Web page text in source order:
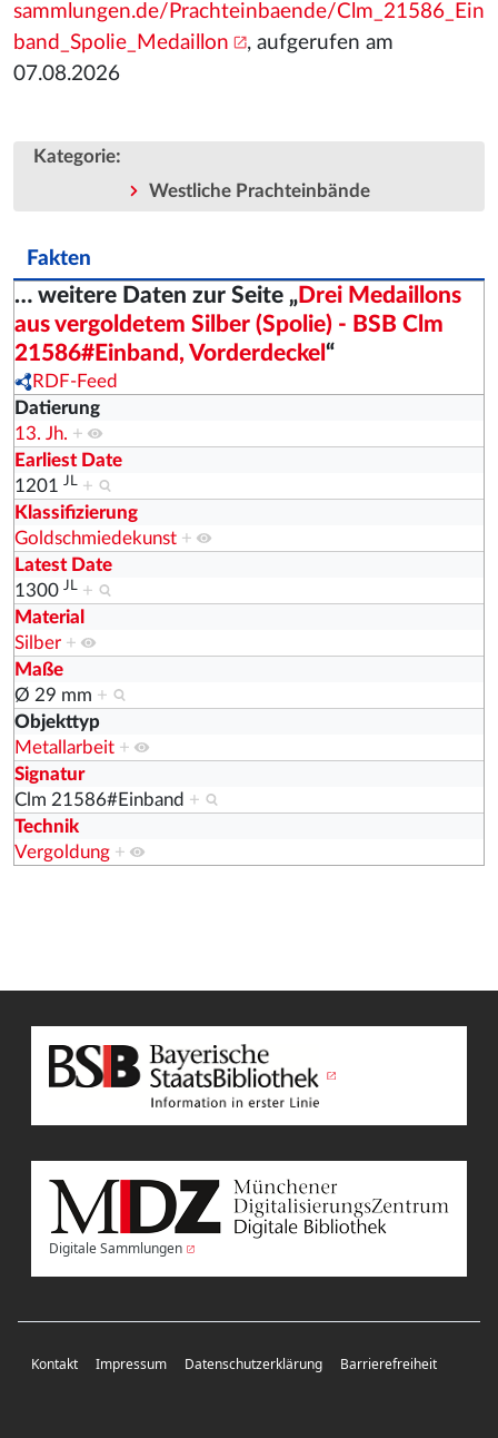
sammlungen.de/Prachteinbaende/Clm_21586_Ein
band_Spolie_Medaillon
, aufgerufen am
07.08.2026
Kategorie:
Westliche Prachteinbände
Fakten
… weitere Daten zur Seite „Drei Medaillons
aus vergoldetem Silber (Spolie) - BSB Clm
21586#Einband, Vorderdeckel “
RDF-Feed
Datierung
13. Jh. +
Earliest Date
1201
JL
+
Klassifizierung
Goldschmiedekunst +
Latest Date
1300 JL
+
Material
Silber +
Maße
Ø 29 mm +
Objekttyp
Metallarbeit +
Signatur
Clm 21586#Einband +
Technik
Vergoldung +
Digitale Sammlungen
Kontakt Impressum Datenschutzerklärung Barrierefreiheit